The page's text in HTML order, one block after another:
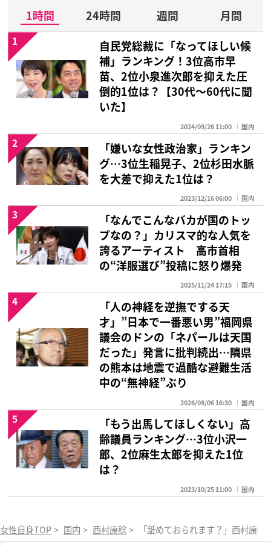
1時間 24時間 週間
月間
自民党総裁に「なってほしい候
補」ランキング！3位高市早
苗、2位小泉進次郎を抑えた圧
倒的1位は？【30代〜60代に聞
いた】
2024/09/26 11:00 国内
1
「嫌いな女性政治家」ランキン
グ…3位生稲晃子、2位杉田水脈
を大差で抑えた1位は？
2023/12/16 06:00 国内
2
「なんでこんなバカが国のトッ
プなの？」カリスマ的な人気を
誇るアーティスト 高市首相
の“洋服選び”投稿に怒り爆発
2025/11/24 17:15 国内
3
「人の神経を逆撫でする天
才」”日本で一番悪い男”福岡県
議会のドンの「ネパールは天国
だった」発言に批判続出…隣県
の熊本は地震で過酷な避難生活
中の“無神経”ぶり
2026/08/06 16:30 国内
4
「もう出馬してほしくない」高
齢議員ランキング…3位小沢一
郎、2位麻生太郎を抑えた1位
は？
2023/10/25 11:00 国内
5
女性自身TOP > 国内 > 西村康稔 > 「舐めておられます？」西村康